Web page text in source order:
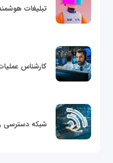
تبلیغات
کارشناس
شبکه دسترسی